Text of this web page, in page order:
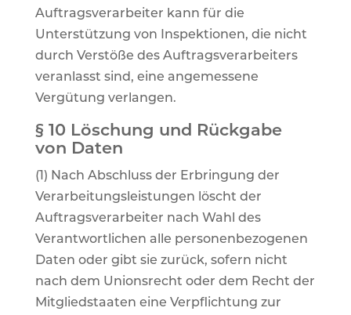
Auftragsverarbeiter kann für die
Unterstützung von Inspektionen, die nicht
durch Verstöße des Auftragsverarbeiters
veranlasst sind, eine angemessene
Vergütung verlangen.
§ 10 Löschung und Rückgabe
von Daten
(1) Nach Abschluss der Erbringung der
Verarbeitungsleistungen löscht der
Auftragsverarbeiter nach Wahl des
Verantwortlichen alle personenbezogenen
Daten oder gibt sie zurück, sofern nicht
nach dem Unionsrecht oder dem Recht der
Mitgliedstaaten eine Verpflichtung zur